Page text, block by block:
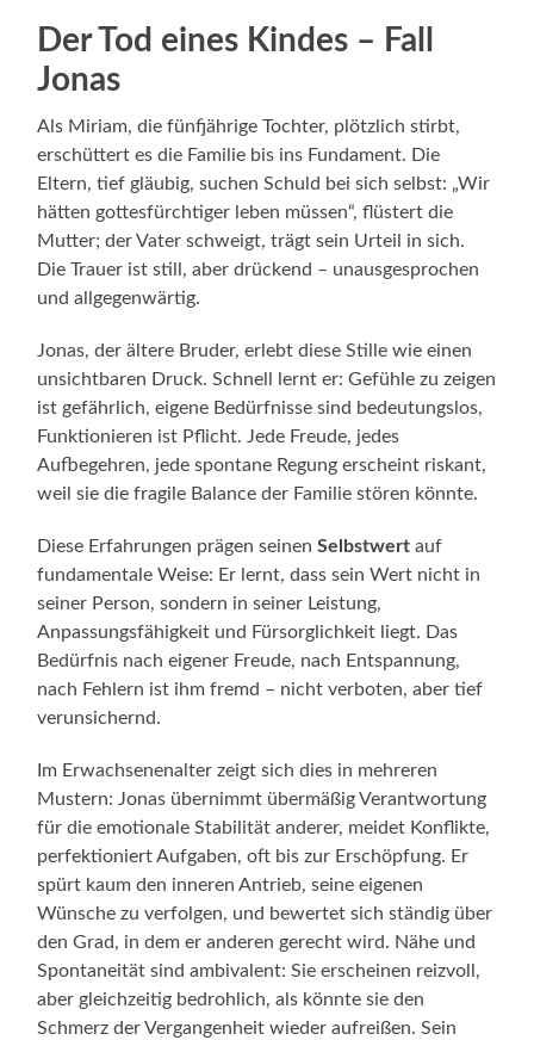
Der Tod eines Kindes – Fall
Jonas
Als Miriam, die fünfjährige Tochter, plötzlich stirbt,
erschüttert es die Familie bis ins Fundament. Die
Eltern, tief gläubig, suchen Schuld bei sich selbst: „Wir
hätten gottesfürchtiger leben müssen“, flüstert die
Mutter; der Vater schweigt, trägt sein Urteil in sich.
Die Trauer ist still, aber drückend – unausgesprochen
und allgegenwärtig.
Jonas, der ältere Bruder, erlebt diese Stille wie einen
unsichtbaren Druck. Schnell lernt er: Gefühle zu zeigen
ist gefährlich, eigene Bedürfnisse sind bedeutungslos,
Funktionieren ist Pflicht. Jede Freude, jedes
Aufbegehren, jede spontane Regung erscheint riskant,
weil sie die fragile Balance der Familie stören könnte.
Diese Erfahrungen prägen seinenSelbstwert auf
fundamentale Weise: Er lernt, dass sein Wert nicht in
seiner Person, sondern in seiner Leistung,
Anpassungsfähigkeit und Fürsorglichkeit liegt. Das
Bedürfnis nach eigener Freude, nach Entspannung,
nach Fehlern ist ihm fremd – nicht verboten, aber tief
verunsichernd.
Im Erwachsenenalter zeigt sich dies in mehreren
Mustern: Jonas übernimmt übermäßig Verantwortung
für die emotionale Stabilität anderer, meidet Konflikte,
perfektioniert Aufgaben, oft bis zur Erschöpfung. Er
spürt kaum den inneren Antrieb, seine eigenen
Wünsche zu verfolgen, und bewertet sich ständig über
den Grad, in dem er anderen gerecht wird. Nähe und
Spontaneität sind ambivalent: Sie erscheinen reizvoll,
aber gleichzeitig bedrohlich, als könnte sie den
Schmerz der Vergangenheit wieder aufreißen. Sein